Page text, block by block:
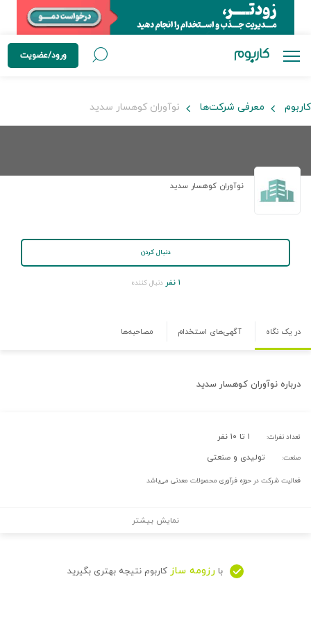
ورود/عضویت
کاربوم معرفی شرکت‌ها نوآوران کوهسار سدید
نوآوران کوهسار سدید
دنبال کردن
۱ نفر دنبال کننده
در یک نگاه آگهی‌های استخدام مصاحبه‌ها
درباره نوآوران کوهسار سدید
تعداد نفرات: ۱ تا ۱۰ نفر
صنعت: تولیدی و صنعتی
فعالیت شرکت در حوزه فرآوری محصولات معدنی می‌باشد
نمایش بیشتر
با رزومه ساز کاربوم نتیجه بهتری بگیرید